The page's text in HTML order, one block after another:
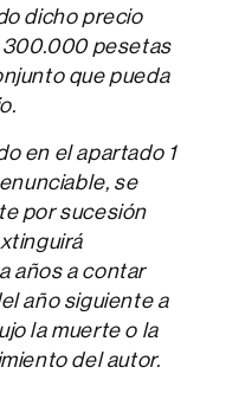
dicho precio
300.000 pesetas
que pueda
en el apartado 1
se
por sucesión
años a contar
año siguiente a
la muerte o la
del autor.